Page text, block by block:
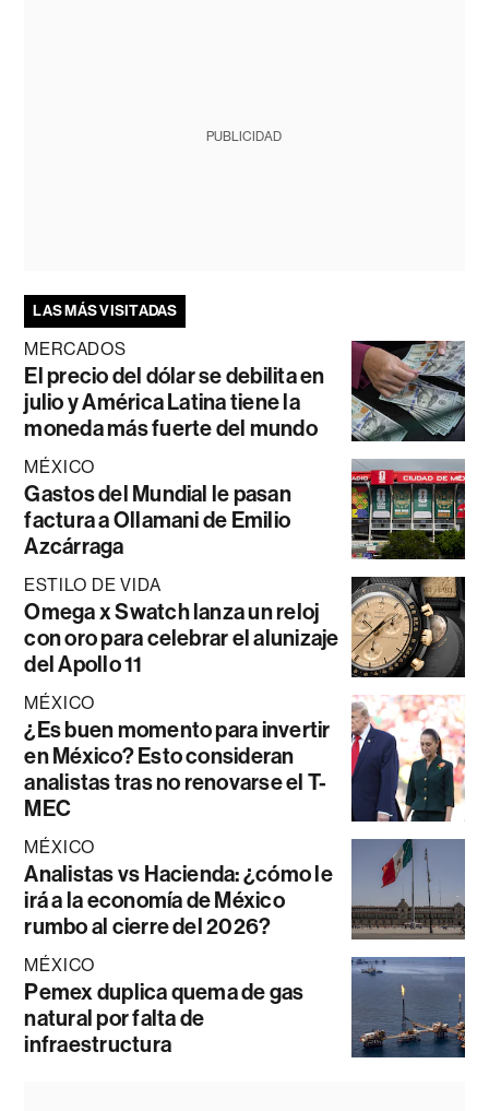
PUBLICIDAD
LAS MÁS VISITADAS
MERCADOS
El precio del dólar se debilita en
julio y América Latina tiene la
moneda más fuerte del mundo
MÉXICO
Gastos del Mundial le pasan
factura a Ollamani de Emilio
Azcárraga
ESTILO DE VIDA
Omega x Swatch lanza un reloj
con oro para celebrar el alunizaje
del Apollo 11
MÉXICO
¿Es buen momento para invertir
en México? Esto consideran
analistas tras no renovarse el T-
MEC
MÉXICO
Analistas vs Hacienda: ¿cómo le
irá a la economía de México
rumbo al cierre del 2026?
MÉXICO
Pemex duplica quema de gas
natural por falta de
infraestructura